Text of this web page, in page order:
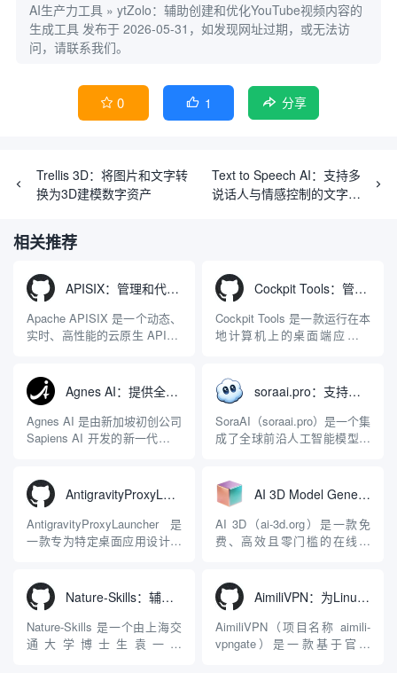
AI生产力工具 » ytZolo：辅助创建和优化YouTube视频内容的
生成工具 发布于 2026-05-31，如发现网址过期，或无法访
问，请联系我们。
 0  1 分享
Trellis 3D：将图片和文字转
换为3D建模数字资产
Text to Speech AI：支持多
说话人与情感控制的文字转
相关推荐
APISIX：管理和代理API及大模型流量的高性能网关
Apache APISIX 是一个动态、
实时、高性能的云原生 API 网
LuaJIT 构建，并在 2019 年作
为顶级开源项目捐赠给
Apache 软件基金会。APISIX
彻底摒...
Cockpit Tools：管理多个AI编程IDE账号与配置多开独立实例的本地桌面应用
Cockpit Tools 是一款运行在本
地计算机上的桌面端应用程
程助手的账号与运行环境而设
计。它目前支持包括
Antigravity IDE、Codex、
GitHub Copilo...
Agnes AI：提供全模态模型免费API、支持图文视频生成与复杂工程执行的智能体平台
Agnes AI 是由新加坡初创公司
Sapiens AI 开发的新一代多模
限制，提供集文本、图像、视
频生成于一体的“全模态”大模
型能力。平台的核心产品矩阵
包括主打自动化工作流的
soraai.pro：支持多模型文字转视频和图像生成的在线创作工具
SoraAI（soraai.pro）是一个集
成了全球前沿人工智能模型的
者、营销人员及广大用户提供
一站式、开箱即用的视觉内容
生成解决方案。网站的核心优
势在于其强大的多模型聚合能
AntigravityProxyLauncher：免TUN全局代理使用Antigravity IDE
AntigravityProxyLauncher 是
一款专为特定桌面应用设计的
Windows 平台。当用户使用桌
面版 Gemini 客户端或
Antigravity IDE ...
AI 3D Model Generator：通过文本和图像快速生成3D模型的在线工具
AI 3D（ai-3d.org）是一款免
费、高效且零门槛的在线AI
动Seed 3D两大行业领先的AI
模型架构，致力于帮助用户无
需掌握复杂的3D拓扑知识或昂
贵的专业软件，即可在...
Nature-Skills：辅助撰写学术论文和绘制科研图表的智能体插件
Nature-Skills 是一个由上海交
通大学博士生袁一哲
AimiliVPN：为Linux提供纯净出站家庭IP的VPN代理网关
AimiliVPN（项目名称 aimili-
vpngate）是一款基于官方